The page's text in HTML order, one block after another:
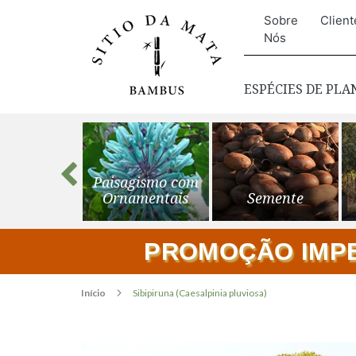
Sobre
Nós
ESPÉCIES DE
Paisagismo com
Ornamentais
Semente
PROMOÇÃO
Início Sibipiruna (Caesalpinia pluviosa)